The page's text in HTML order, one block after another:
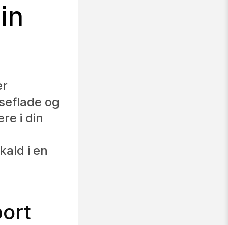
og
i din
i en